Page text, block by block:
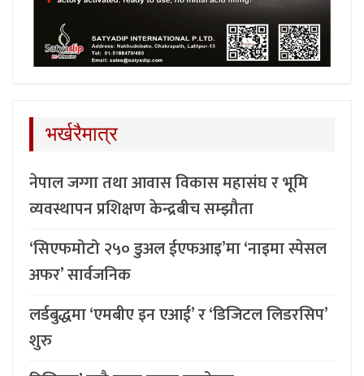
भर्खरैमात्र
नेपाल जग्गा तथा आवास विकास महासंघ र भूमि
व्यवस्थापन प्रशिक्षण केन्द्रबीच सम्झौता
‘सिएफमोटो २५० डुअल ईएफआइ’मा ‘नाइमा स्पेसल
अफर’ सार्वजनिक
लर्डबुद्धमा ‘एमबीए इन एआई’ र ‘डिजिटल लिडरसिप’
शुरु